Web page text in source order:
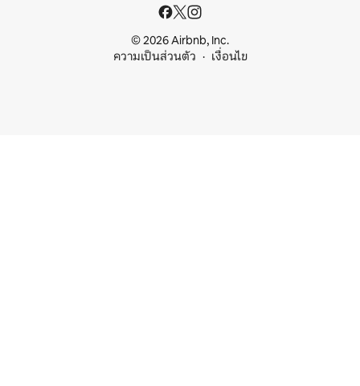
© 2026 Airbnb, Inc.
ความเป็นส่วนตัว
เงื่อนไข